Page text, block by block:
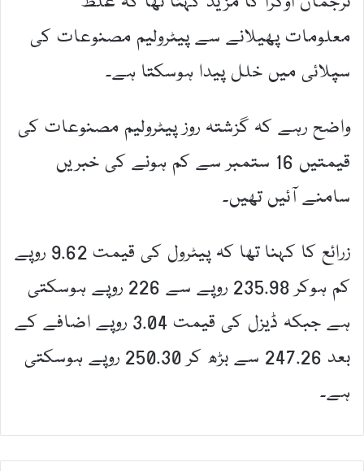
معلومات پھیلانے سے پیٹرولیم مصنوعات کی
سپلائی میں خلل پیدا ہوسکتا ہے۔
واضح رہے کہ گزشتہ روز پیٹرولیم مصنوعات کی
قیمتیں 16 ستمبر سے کم ہونے کی خبریں
سامنے آئیں تھیں۔
زرائع کا کہنا تھا کہ پیٹرول کی قیمت 9.62 روپے
کم ہوکر 235.98 روپے سے 226 روپے ہوسکتی
ہے جبکہ ڈیزل کی قیمت 3.04 روپے اضافے کے
بعد 247.26 سے بڑھ کر 250.30 روپے ہوسکتی
ہے۔